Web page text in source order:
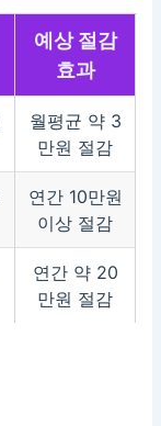
예상 절감
효과
월평균 약 3
만원 절감
연간 10만원
이상 절감
연간 약 20
만원 절감